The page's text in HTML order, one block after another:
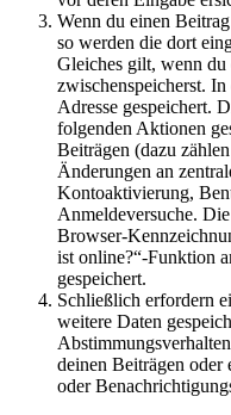
Wenn du einen
so werden die dort
Gleiches gilt, wenn
zwischenspeicherst.
Adresse gespeichert.
folgenden Aktionen
Beiträgen (dazu
Änderungen an
Kontoaktivierung,
Anmeldeversuche.
Browser-
ist online?“-Funktion
gespeichert.
Schließlich erfordern
weitere Daten
deinen Beiträgen oder
oder